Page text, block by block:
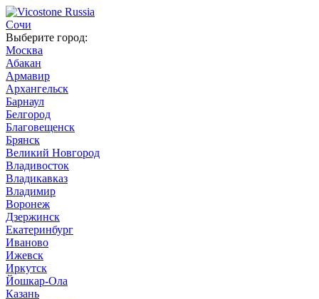
Сочи
Выберите город:
Москва
Абакан
Армавир
Архангельск
Барнаул
Белгород
Благовещенск
Брянск
Великий Новгород
Владивосток
Владикавказ
Владимир
Воронеж
Дзержинск
Екатеринбург
Иваново
Ижевск
Иркутск
Йошкар-Ола
Казань